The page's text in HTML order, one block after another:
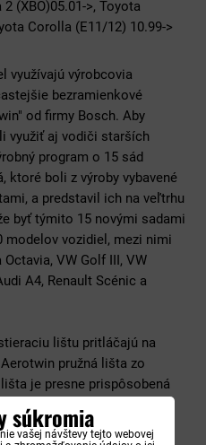
(XBO)05.01->, Toyota
Corolla (E11/12) 10.99->
využívajú výrobcovia
bezramienkové
od firmy Bosch. Aby
využiť aj vodiči starších
program o 15 sád
ktoré boli z výroby vybavené
a predstavil ich na veľtrhu
byť týmito 15 novými sadami
modelov vozidiel, mezi nimi
VW Golf III, VW
A4, Renault Scénic a
lištu pritláčajú na
pružná lišta zo
je presne prispôsobená
automobilu. Pre
firmy Bosch prepočítali
súkromia
vašej návštevy tejto webovej